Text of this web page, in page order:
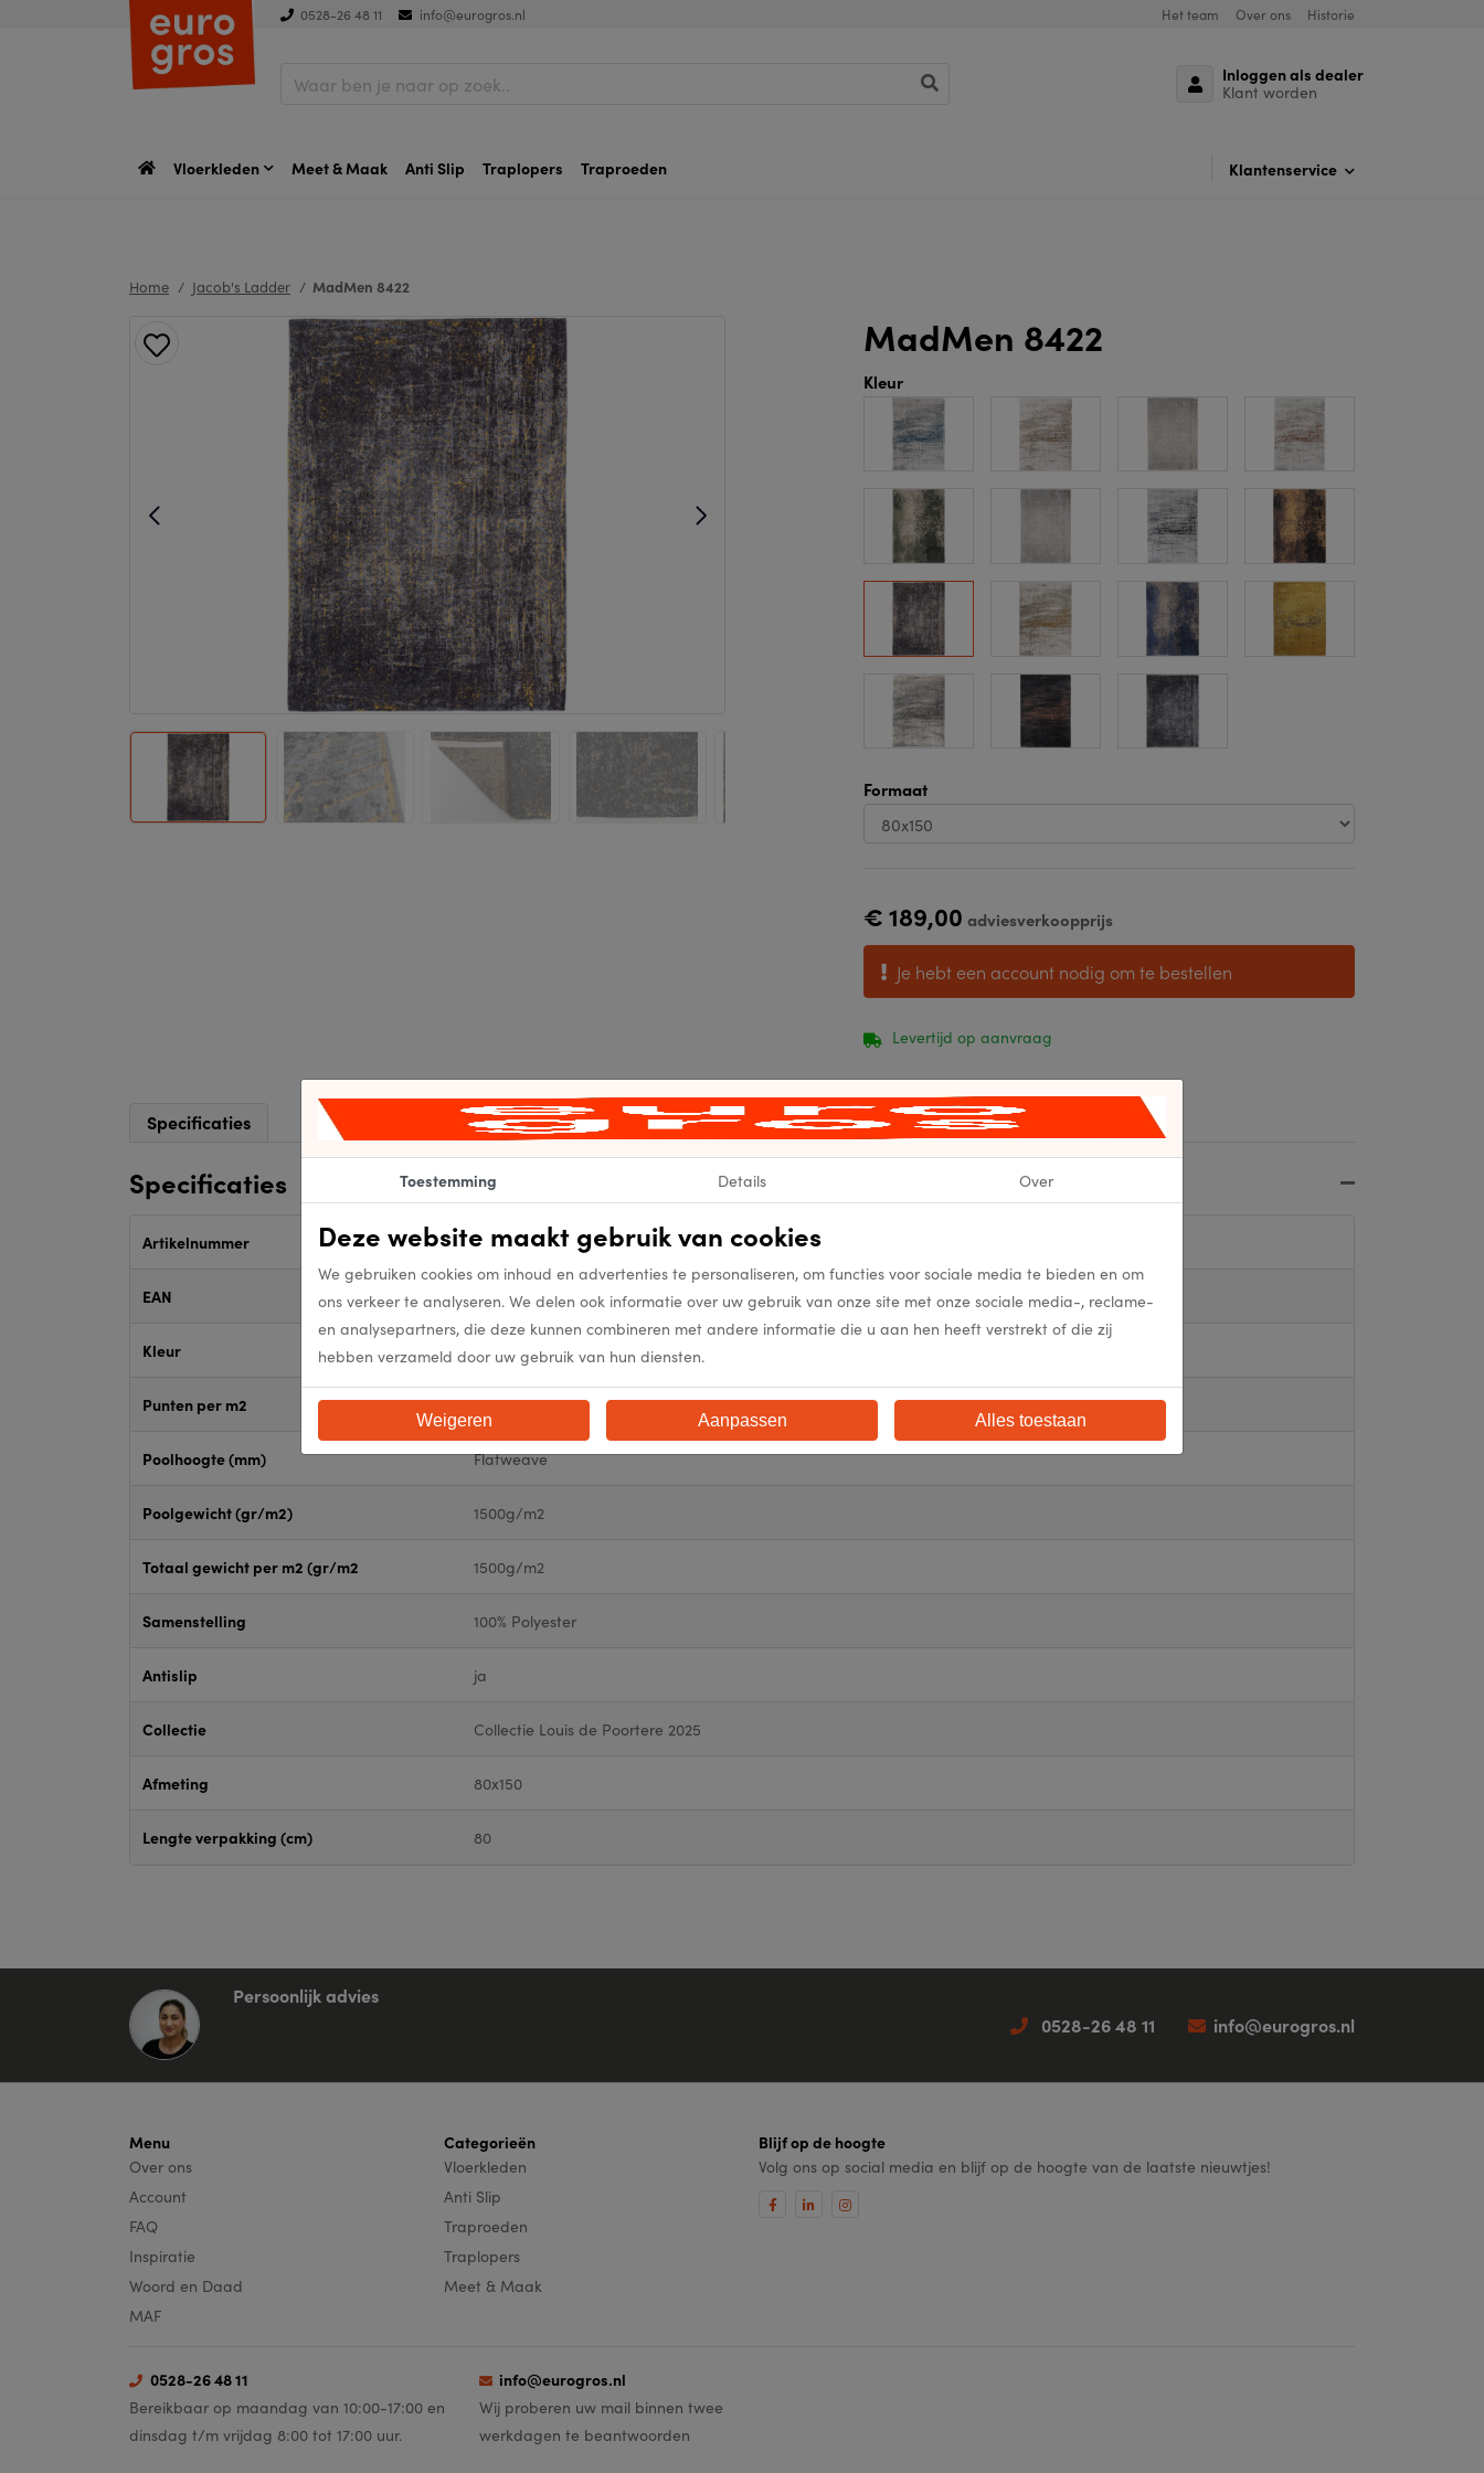
0528-26 48 11 info@eurogros.nl Het team Over ons Historie
Inloggen als dealer
Klant worden
Vloerkleden Meet & Maak Anti Slip Traplopers Traproeden Klantenservice
Home Jacob's Ladder MadMen 8422
MadMen 8422
Kleur
Formaat
€ 189,00 adviesverkoopprijs
Je hebt een account nodig om te bestellen
Levertijd op aanvraag
Specificaties
Specificaties
Artikelnummer 5420073312148
EAN 5420073312148
Kleur 8422
Punten per m2 Flatweave
Poolhoogte (mm) Flatweave
Poolgewicht (gr/m2) 1500g/m2
Totaal gewicht per m2 (gr/m2 1500g/m2
Samenstelling 100% Polyester
Antislip ja
Collectie Collectie Louis de Poortere 2025
Afmeting 80x150
Lengte verpakking (cm) 80
Persoonlijk advies
0528-26 48 11
info@eurogros.nl
Menu
Over ons
Account
FAQ
Inspiratie
Woord en Daad
MAF
Categorieën
Vloerkleden
Anti Slip
Traproeden
Traplopers
Meet & Maak
Blijf op de hoogte
Volg ons op social media en blijf op de hoogte van de laatste nieuwtjes!
0528-26 48 11
Bereikbaar op maandag van 10:00-17:00 en
dinsdag t/m vrijdag 8:00 tot 17:00 uur.
info@eurogros.nl
Wij proberen uw mail binnen twee
werkdagen te beantwoorden
Toestemming Details Over
Deze website maakt gebruik van cookies
We gebruiken cookies om inhoud en advertenties te personaliseren, om functies voor sociale media te bieden en om
ons verkeer te analyseren. We delen ook informatie over uw gebruik van onze site met onze sociale media-, reclame-
en analysepartners, die deze kunnen combineren met andere informatie die u aan hen heeft verstrekt of die zij
hebben verzameld door uw gebruik van hun diensten.
Weigeren Aanpassen Alles toestaan